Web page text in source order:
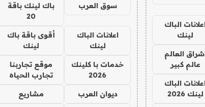
الباك
لينك
العالم
عالم كبير
الباك
لينك 2026
سوق العرب
باك لينك باقة
20
اعلانات الباك
لينك
أقوى باقة باك
لينك
خدمات با كلينك
2026
موقع تجاربنا
تجارب الحياه
ديوان العرب مشاريع